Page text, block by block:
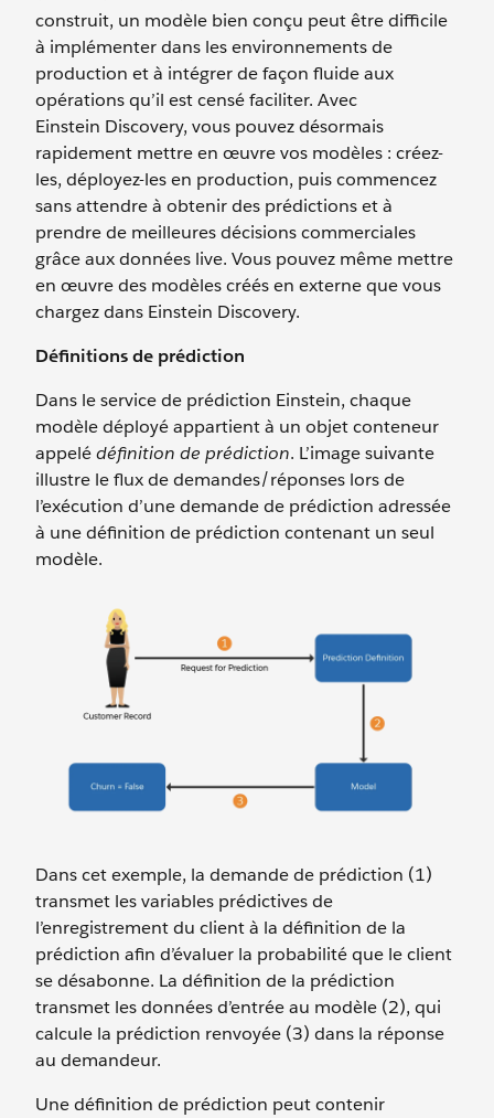
construit, un modèle bien conçu peut être difficile
à implémenter dans les environnements de
production et à intégrer de façon fluide aux
opérations qu’il est censé faciliter. Avec
Einstein Discovery, vous pouvez désormais
rapidement mettre en œuvre vos modèles : créez-
les, déployez-les en production, puis commencez
sans attendre à obtenir des prédictions et à
prendre de meilleures décisions commerciales
grâce aux données live. Vous pouvez même mettre
en œuvre des modèles créés en externe que vous
chargez dans Einstein Discovery.
Définitions de prédiction
Dans le service de prédiction Einstein, chaque
modèle déployé appartient à un objet conteneur
appelédéfinition de prédiction. L’image suivante
illustre le flux de demandes/réponses lors de
l’exécution d’une demande de prédiction adressée
à une définition de prédiction contenant un seul
modèle.
Dans cet exemple, la demande de prédiction (1)
transmet les variables prédictives de
l’enregistrement du client à la définition de la
prédiction afin d’évaluer la probabilité que le client
se désabonne. La définition de la prédiction
transmet les données d’entrée au modèle (2), qui
calcule la prédiction renvoyée (3) dans la réponse
au demandeur.
Une définition de prédiction peut contenir